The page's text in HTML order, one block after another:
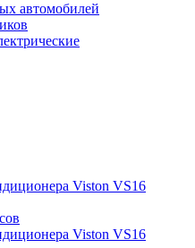
автомобилей